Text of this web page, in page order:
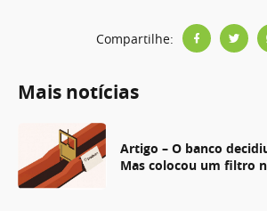
Compartilhe:
Mais notícias
Artigo – O banco
Mas colocou um filtro